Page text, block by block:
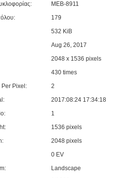
ΜΕΒ-8911
179
532 KiB
Aug 26, 2017
2048 x 1536 pixels
430 times
Pixel:
2
2017:08:24 17:34:18
1
1536 pixels
2048 pixels
0 EV
Landscape